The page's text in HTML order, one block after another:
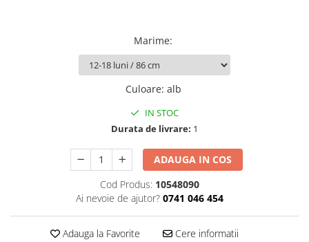
Marime:
Culoare: alb
IN STOC
Durata de livrare: 1
ADAUGA IN COS
Cod Produs: 10548090
Ai nevoie de ajutor? 0741 046 454
Adauga la Favorite Cere informatii